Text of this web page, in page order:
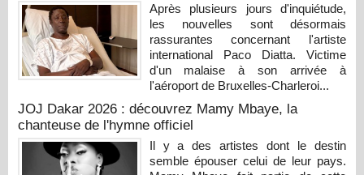
Après plusieurs jours d'inquiétude,
les nouvelles sont désormais
rassurantes concernant l'artiste
international Paco Diatta. Victime
d'un malaise à son arrivée à
l'aéroport de Bruxelles-Charleroi...
JOJ Dakar 2026 : découvrez Mamy Mbaye, la
chanteuse de l'hymne officiel
Il y a des artistes dont le destin
semble épouser celui de leur pays.